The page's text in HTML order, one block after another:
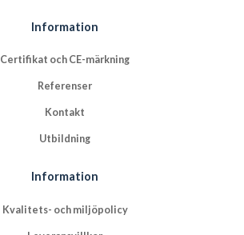
Information
Certifikat och CE-märkning
Referenser
Kontakt
Utbildning
Information
Kvalitets- och miljöpolicy